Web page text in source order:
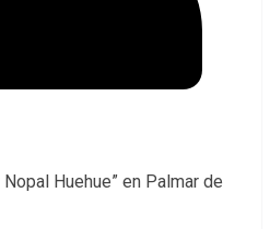
Huehue” en Palmar de